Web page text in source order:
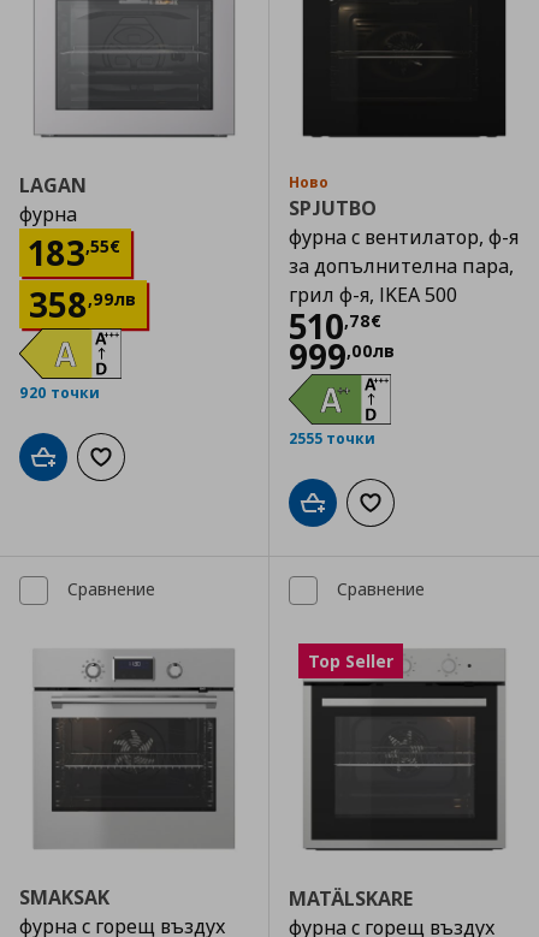
LAGAN
фурна
183,55€
Цена183,55 €
358,99лв
920 точки
Добави в кошницата
Добави към списъка с любими
Ново
SPJUTBO
фурна с вентилатор, ф-я
за допълнителна пара,
грил ф-я, IKEA 500
510,78€
Цена
999,00лв
2555 точки
Добави в кошницата
Добави към
Сравнение
SMAKSAK
фурна с горещ въздух
Сравнение
Top Seller
MATÄLSKARE
фурна с горещ въздух